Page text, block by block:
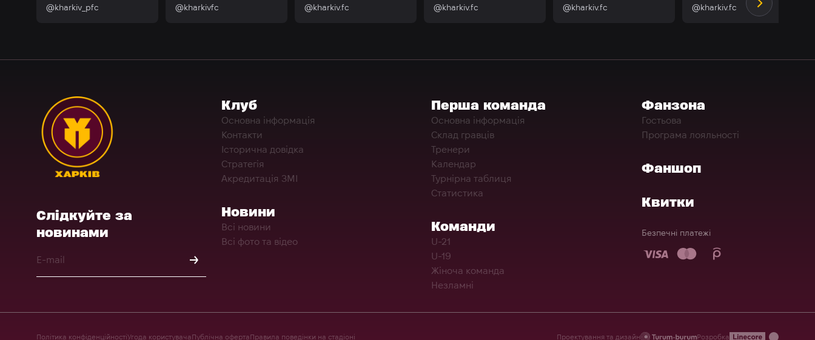
@kharkiv_pfc @kharkivfc @kharkiv.fc @kharkiv.fc @kharkiv.fc @kharkiv.fc
Слідкуйте за
новинами
Клуб
Основна інформація
Контакти
Історична довідка
Стратегія
Акредитація ЗМІ
Новини
Всі новини
Всі фото та відео
Перша команда
Основна інформація
Склад гравців
Тренери
Календар
Турнірна таблиця
Статистика
Команди
U-21
U-19
Жіноча команда
Незламні
Фанзона
Гостьова
Програма лояльності
Фаншоп
Квитки
Безпечні платежі
Політика конфіденційностіУгода користувачаПублічна офертаПравила поведінки на стадіоні Проектування та дизайн Розробка